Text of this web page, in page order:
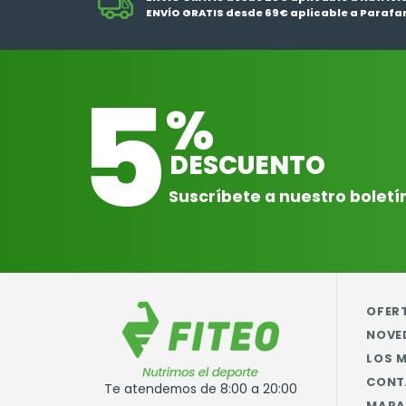
ENVÍO GRATIS desde 69€ aplicable a
5%
DESCUENTO
Suscríbete a nuestro
Te atendemos de 8:00 a 20:00
LOS